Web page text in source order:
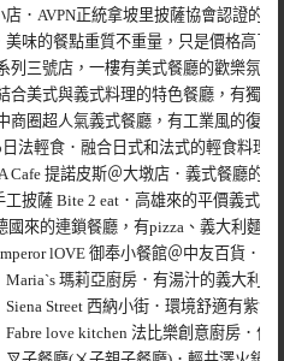
．AVPN正統拿坡里披薩協會認證的
美味的餐點重質不重量，只是價格高了
列三號店，一樓有美式餐廳的歡樂氛
合美式與義式料理的特色餐廳，有獨
商圈超人氣義式餐廳，有工業風的復
法輕食．融合日式和法式的輕食料理
Cafe 提諾皮斯＠大墩店．義式餐廳的
披薩 Bite 2 eat．高雄來的平價義式
國來的連鎖餐廳，有pizza、義大利麵
lOVE 御奉小餐館＠中友百貨．
Maria`s 瑪莉亞廚房．有湯汁的義大利
Siena Street 西納小街．環境舒適有紫
Fabre love kitchen 法比樂創意廚房．